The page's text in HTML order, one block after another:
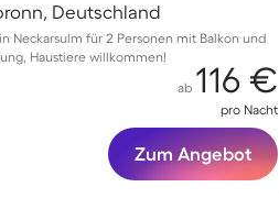
Deutschland
Neckarsulm für 2 Personen mit Balkon und
Haustiere willkommen!
ab 116 €
pro Nacht
Zum Angebot